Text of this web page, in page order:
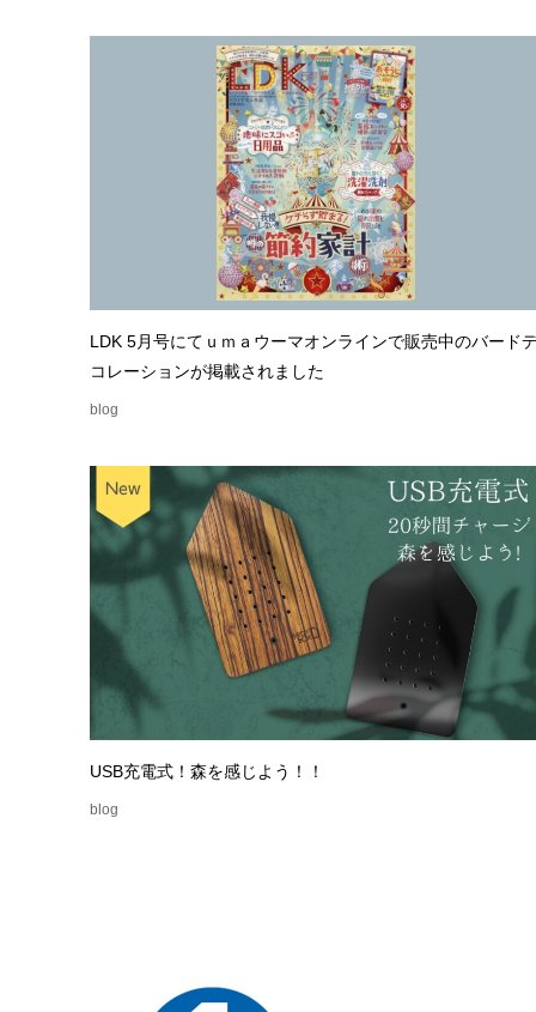
LDK 5月号にてｕｍａウーマオンラインで販売中のバード
コレーションが掲載されました
blog
USB充電式！森を感じよう！！
blog